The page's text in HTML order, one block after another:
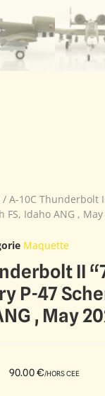
/ A-10C Thunderbolt
FS, Idaho ANG , May
Maquette
II
P-47
, May
90.00€/HORS CEE